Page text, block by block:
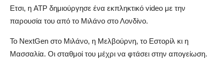
Ετσι, η ATP δημιούργησε ένα εκπληκτικό video με την
παρουσία του από το Μιλάνο στο Λονδίνο.
Το NextGen στο Μιλάνο, η Μελβούρνη, το Εστορίλ κι η
Μασσαλία. Οι σταθμοί του μέχρι να φτάσει στην απογείωση.